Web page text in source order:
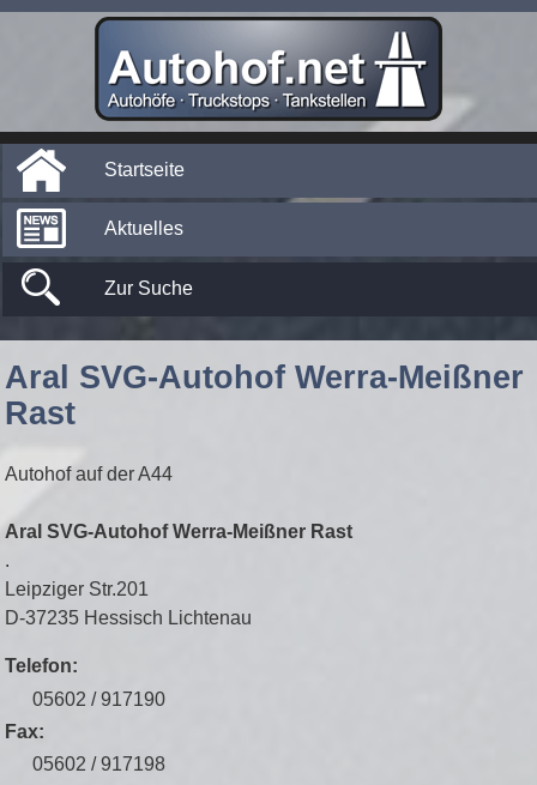
Startseite
Aktuelles
Zur Suche
Aral SVG-Autohof Werra-Meißner
Rast
Autohof auf der A44
Aral SVG-Autohof Werra-Meißner Rast
.
Leipziger Str.201
D-37235 Hessisch Lichtenau
Telefon:
05602 / 917190
Fax:
05602 / 917198